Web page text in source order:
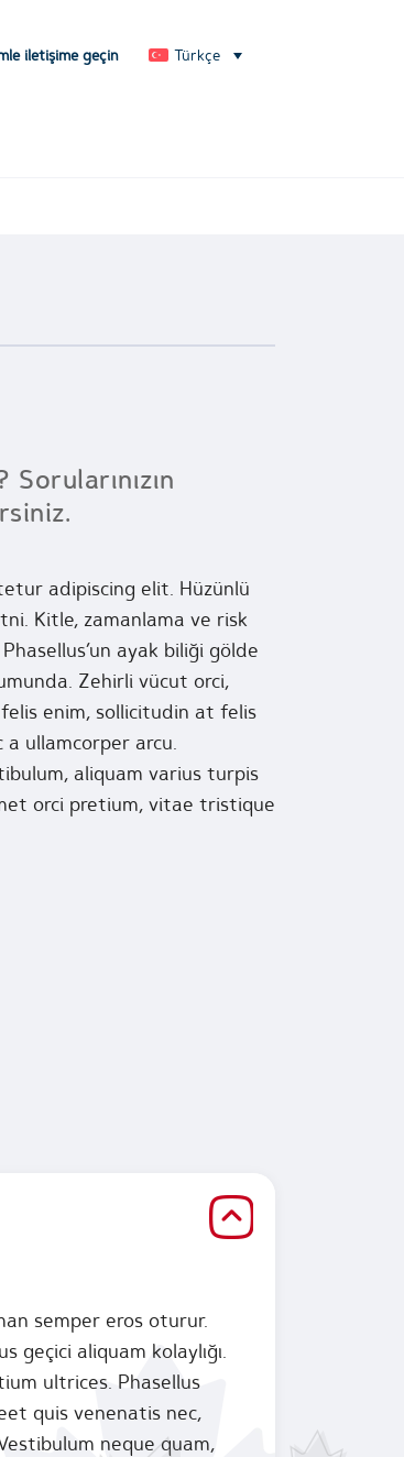
iletişime geçin Türkçe
Sorularınızın
adipiscing elit. Hüzünlü
Kitle, zamanlama ve risk
ayak biliği gölde
Zehirli vücut orci,
felis enim, sollicitudin at felis
ullamcorper arcu.
aliquam varius turpis
orci pretium, vitae tristique
semper eros oturur.
geçici aliquam kolaylığı.
ultrices. Phasellus
quis venenatis nec,
neque quam,